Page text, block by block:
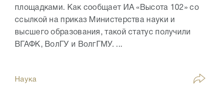
площадками. Как сообщает ИА «Высота 102» со
ссылкой на приказ Министерства науки и
высшего образования, такой статус получили
ВГАФК, ВолГУ и ВолгГМУ. ...
Наука